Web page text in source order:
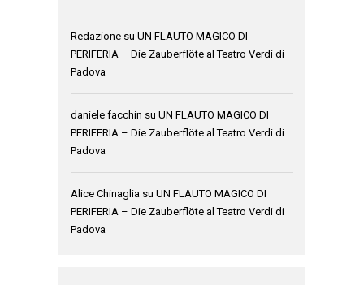
Redazione su UN FLAUTO MAGICO DI
PERIFERIA – Die Zauberflöte al Teatro Verdi di
Padova
daniele facchin su UN FLAUTO MAGICO DI
PERIFERIA – Die Zauberflöte al Teatro Verdi di
Padova
Alice Chinaglia su UN FLAUTO MAGICO DI
PERIFERIA – Die Zauberflöte al Teatro Verdi di
Padova